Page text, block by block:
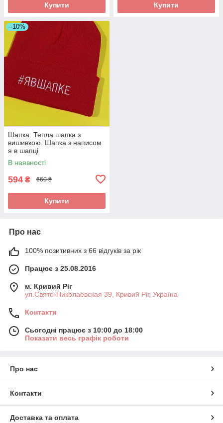
Купити Купити
–10%
Шапка. Тепла шапка з
вишивкою. Шапка з написом
я в шапці
В наявності
594 ₴ 660 ₴
Купити
Про нас
100% позитивних з 66 відгуків за рік
Працює з 25.08.2016
м. Кривий Ріг
ул.Свято-Николаевская 39, Кривий Ріг, Україна
Контакти
Сьогодні працює з 10:00 до 18:00
Показати весь графік роботи
Про нас
Контакти
Доставка та оплата